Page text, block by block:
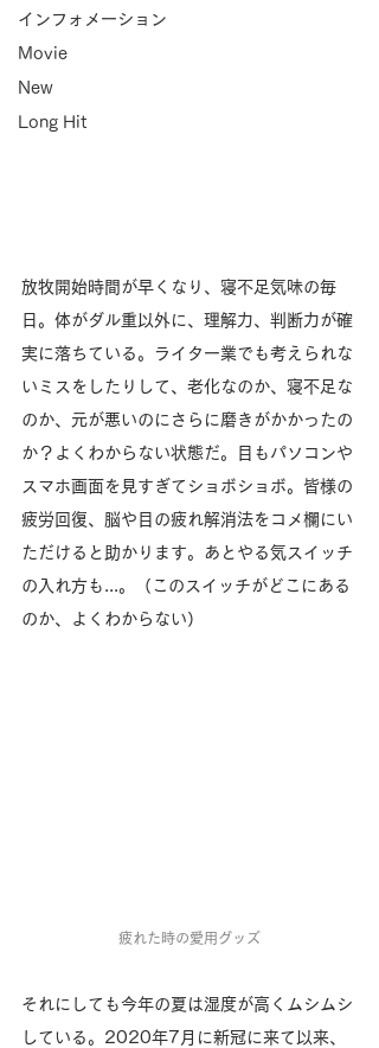
インフォメーション
Movie
New
Long Hit
放牧開始時間が早くなり、寝不足気味の毎
日。体がダル重以外に、理解力、判断力が確
実に落ちている。ライター業でも考えられな
いミスをしたりして、老化なのか、寝不足な
のか、元が悪いのにさらに磨きがかかったの
か？よくわからない状態だ。目もパソコンや
スマホ画面を見すぎてショボショボ。皆様の
疲労回復、脳や目の疲れ解消法をコメ欄にい
ただけると助かります。あとやる気スイッチ
の入れ方も...。（このスイッチがどこにある
のか、よくわからない）
疲れた時の愛用グッズ
それにしても今年の夏は湿度が高くムシムシ
している。2020年7月に新冠に来て以来、